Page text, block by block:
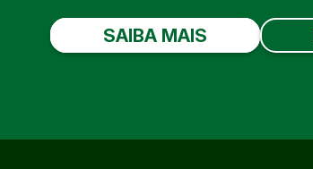
SAIBA MAIS